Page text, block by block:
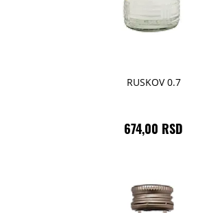
RUSKOV 0.7
674,00 RSD